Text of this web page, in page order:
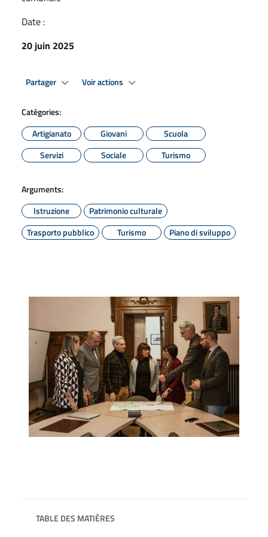
Date :
20 juin 2025
Partager Voir actions
Catégories:
Artigianato
Giovani
Scuola
Servizi
Sociale Turismo
Arguments:
Istruzione
Patrimonio culturale
Trasporto pubblico
Turismo Piano di sviluppo
TABLE DES MATIÈRES